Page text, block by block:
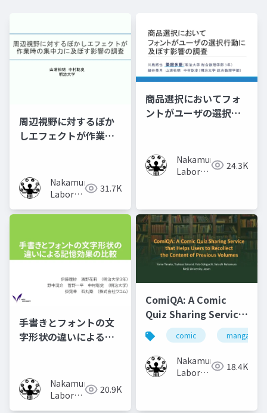
周辺視野に対するぼか
しエフェクトが作業時
Nakamura
Laboratory
University)
31.7K
商品選択においてフォ
ントがユーザの選択行
Nakamura
Laboratory 24.3K
手書きとフォントの文
字形状の違いによる記
Nakamura
Laboratory 20.9K
ComiQA: A Comic
Quiz Sharing Service
that Helps Users to
Recollect the
Content of Previous
Volumes
comic manga
Nakamura
Laboratory 18.4K